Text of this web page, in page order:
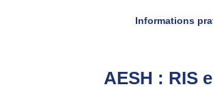
Informations
AESH : RIS